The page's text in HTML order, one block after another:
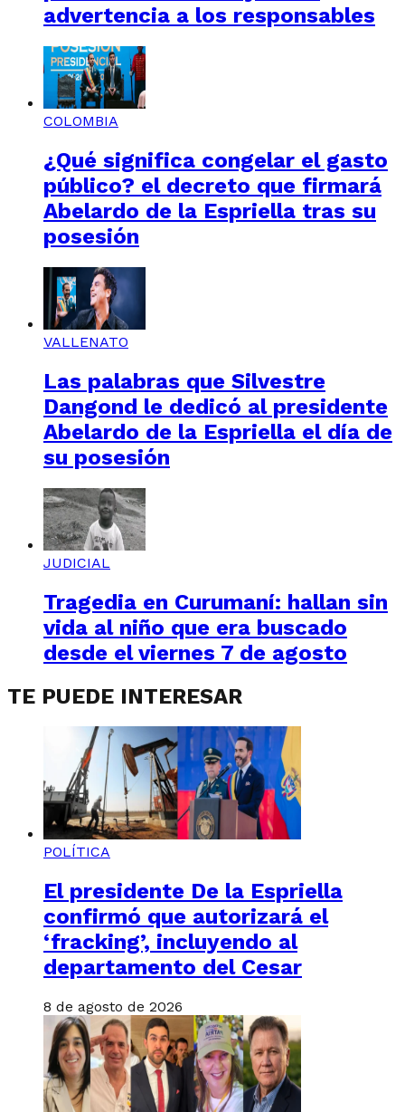
advertencia a los responsables
COLOMBIA
¿Qué significa congelar el gasto
público? el decreto que firmará
Abelardo de la Espriella tras su
posesión
VALLENATO
Las palabras que Silvestre
Dangond le dedicó al presidente
Abelardo de la Espriella el día de
su posesión
JUDICIAL
Tragedia en Curumaní: hallan sin
vida al niño que era buscado
desde el viernes 7 de agosto
TE PUEDE INTERESAR
POLÍTICA
El presidente De la Espriella
confirmó que autorizará el
‘fracking’, incluyendo al
departamento del Cesar
8 de agosto de 2026